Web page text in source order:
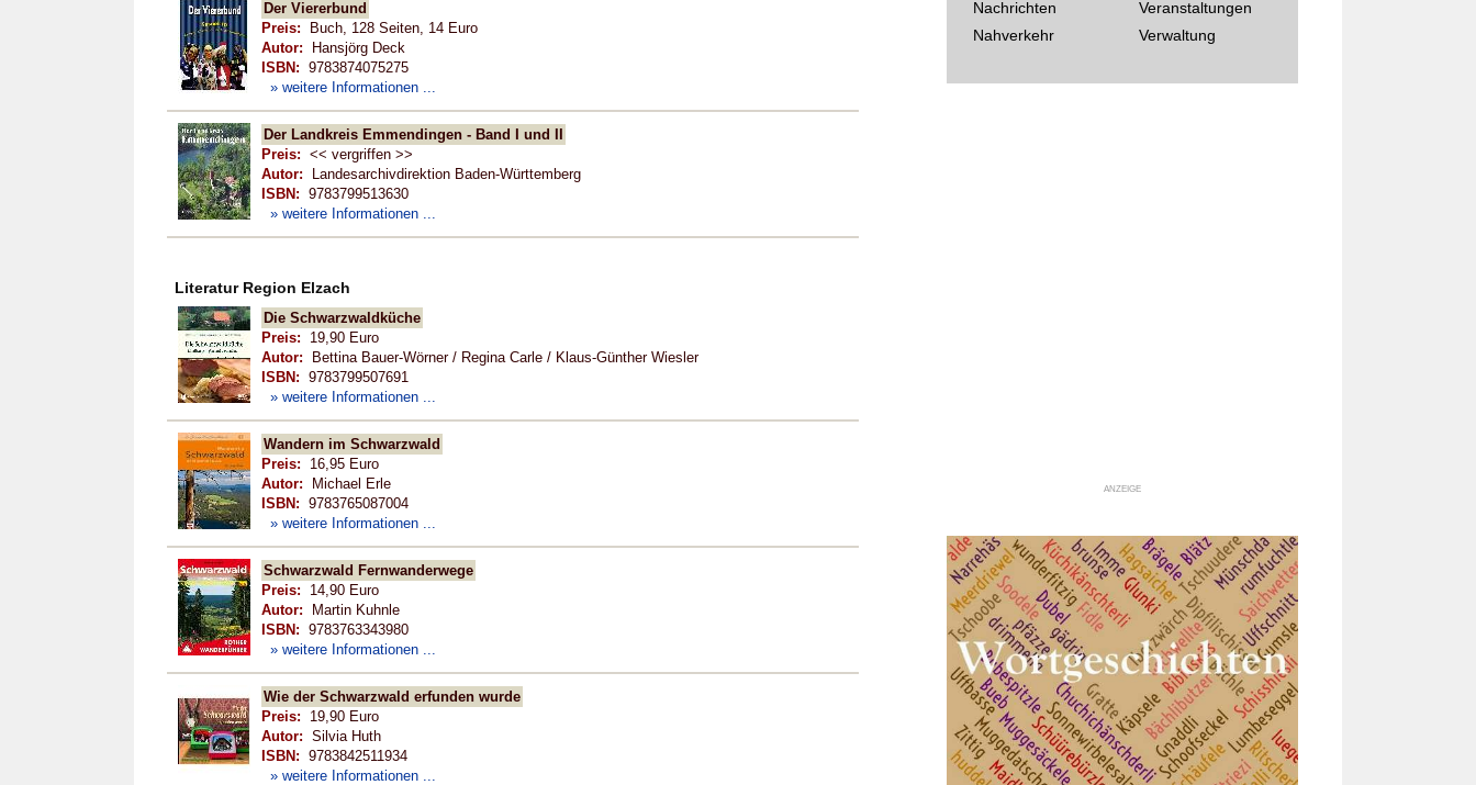
Der Viererbund
Preis: Buch, 128 Seiten, 14 Euro
Autor: Hansjörg Deck
ISBN: 9783874075275
» weitere Informationen ...
Der Landkreis Emmendingen - Band I und II
Preis: << vergriffen >>
Autor: Landesarchivdirektion Baden-Württemberg
ISBN: 9783799513630
» weitere Informationen ...
Literatur Region Elzach
Die Schwarzwaldküche
Preis: 19,90 Euro
Autor: Bettina Bauer-Wörner / Regina Carle / Klaus-Günther Wiesler
ISBN: 9783799507691
» weitere Informationen ...
Wandern im Schwarzwald
Preis: 16,95 Euro
Autor: Michael Erle
ISBN: 9783765087004
» weitere Informationen ...
Schwarzwald Fernwanderwege
Preis: 14,90 Euro
Autor: Martin Kuhnle
ISBN: 9783763343980
» weitere Informationen ...
Wie der Schwarzwald erfunden wurde
Preis: 19,90 Euro
Autor: Silvia Huth
ISBN: 9783842511934
» weitere Informationen ...
Nachrichten
Nahverkehr
Veranstaltungen
Verwaltung
ANZEIGE